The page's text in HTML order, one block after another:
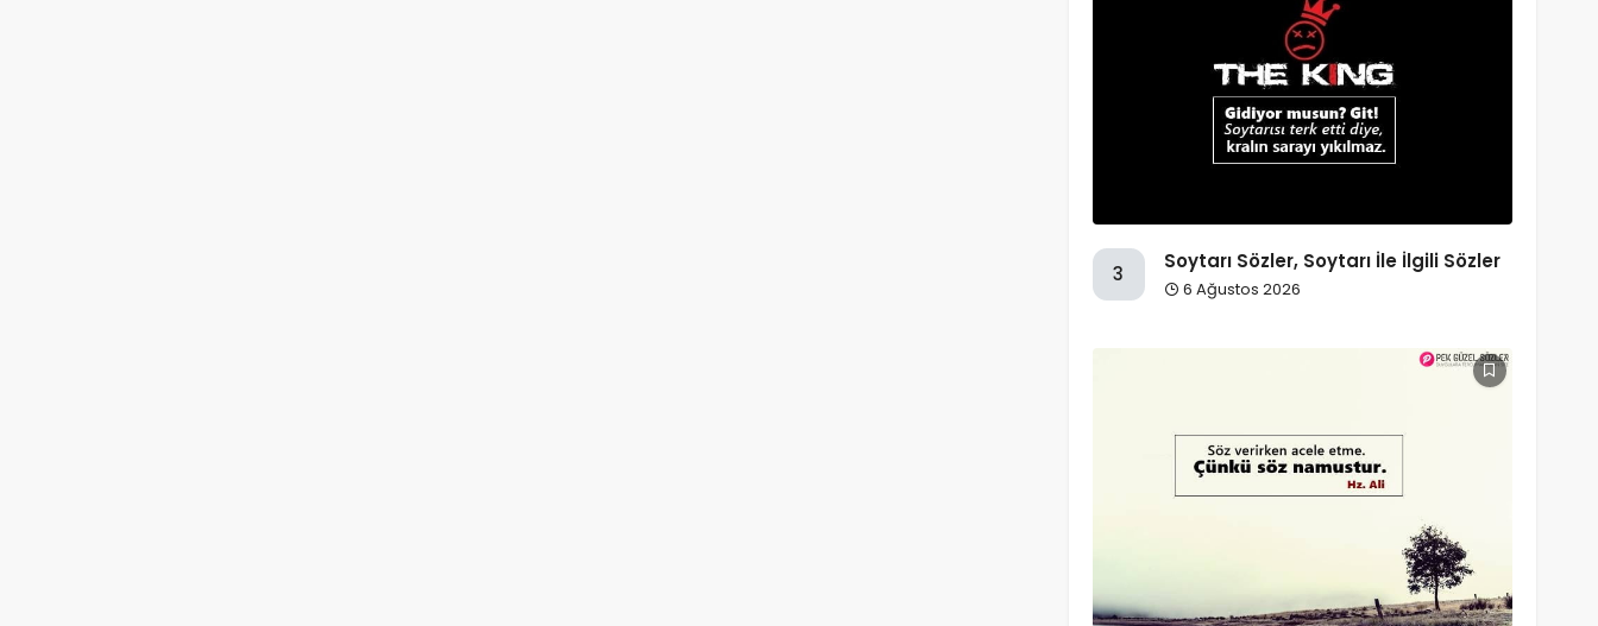
3
Soytarı Sözler, Soytarı İle İlgili Sözler
6 Ağustos 2026